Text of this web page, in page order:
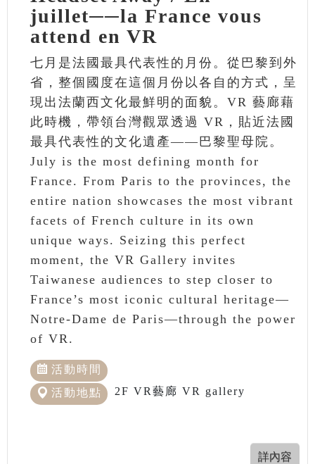
juillet──la France vous
attend en VR
七月是法國最具代表性的月份。從巴黎到外
省，整個國度在這個月份以各自的方式，呈
現出法蘭西文化最鮮明的面貌。VR 藝廊藉
此時機，帶領台灣觀眾透過 VR，貼近法國
最具代表性的文化遺產——巴黎聖母院。
July is the most defining month for
France. From Paris to the provinces, the
entire nation showcases the most vibrant
facets of French culture in its own
unique ways. Seizing this perfect
moment, the VR Gallery invites
Taiwanese audiences to step closer to
France’s most iconic cultural heritage—
Notre-Dame de Paris—through the power
of VR.
活動時間
活動地點
2F VR藝廊 VR gallery